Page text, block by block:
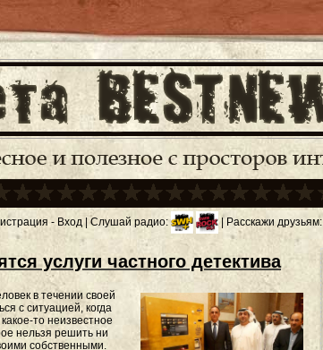
- Вход | Слушай радио: | Расскажи друзьям:
услуги частного детектива
в течении своей
с ситуацией, когда
то неизвестное
нельзя решить ни
собственными.